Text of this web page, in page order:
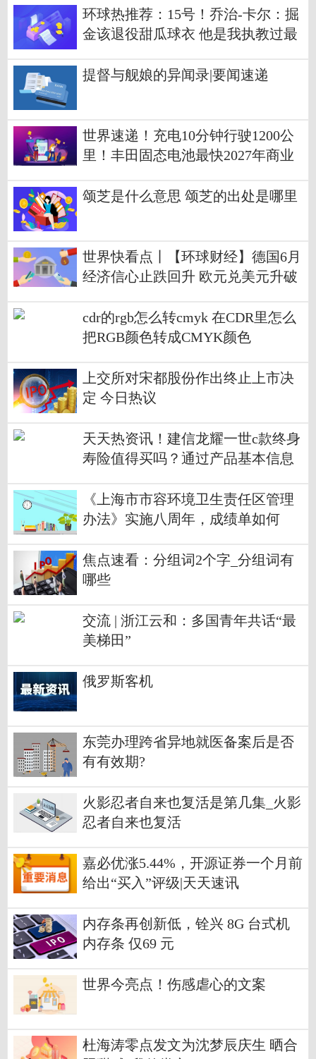
环球热推荐：15号！乔治-卡尔：掘
金该退役甜瓜球衣 他是我执教过最
提督与舰娘的异闻录|要闻速递
世界速递！充电10分钟行驶1200公
里！丰田固态电池最快2027年商业
颂芝是什么意思 颂芝的出处是哪里
世界快看点丨【环球财经】德国6月
经济信心止跌回升 欧元兑美元升破
cdr的rgb怎么转cmyk 在CDR里怎么
把RGB颜色转成CMYK颜色
上交所对宋都股份作出终止上市决
定 今日热议
天天热资讯！建信龙耀一世c款终身
寿险值得买吗？通过产品基本信息
《上海市市容环境卫生责任区管理
办法》实施八周年，成绩单如何
焦点速看：分组词2个字_分组词有
哪些
交流 | 浙江云和：多国青年共话“最
美梯田”
俄罗斯客机
东莞办理跨省异地就医备案后是否
有有效期?
火影忍者自来也复活是第几集_火影
忍者自来也复活
嘉必优涨5.44%，开源证券一个月前
给出“买入”评级|天天速讯
内存条再创新低，铨兴 8G 台式机
内存条 仅69 元
世界今亮点！伤感虐心的文案
杜海涛零点发文为沈梦辰庆生 晒合